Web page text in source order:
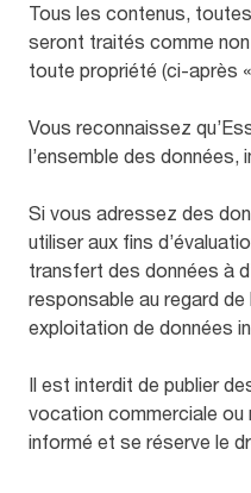
Tous les contenus,
seront traités comme
toute propriété (ci-après
Vous reconnaissez
l’ensemble des
Si vous adressez des
utiliser aux fins
transfert des données à
responsable au regard
exploitation de données
Il est interdit de publier
vocation commerciale ou
informé et se réserve le